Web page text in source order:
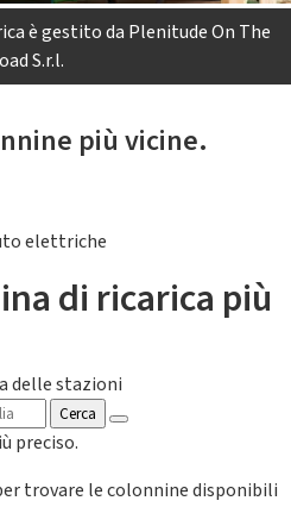
è gestito da Plenitude On The
S.r.l.
più vicine.
elettriche
di ricarica più
delle stazioni
Cerca
preciso.
trovare le colonnine disponibili